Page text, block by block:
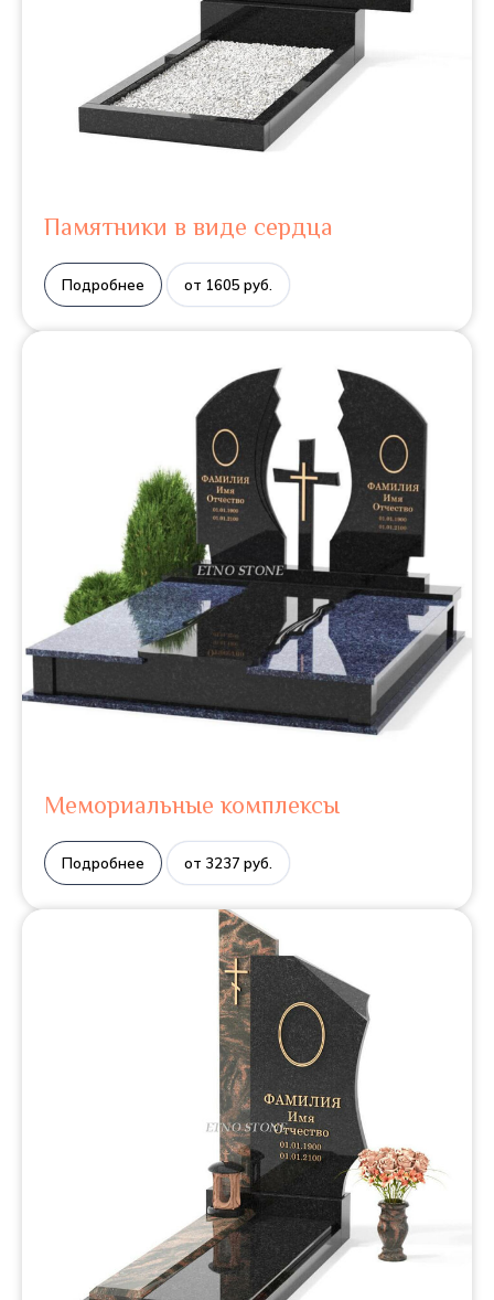
Памятники в виде сердца
Подробнее от 1605 руб.
Мемориальные комплексы
Подробнее от 3237 руб.